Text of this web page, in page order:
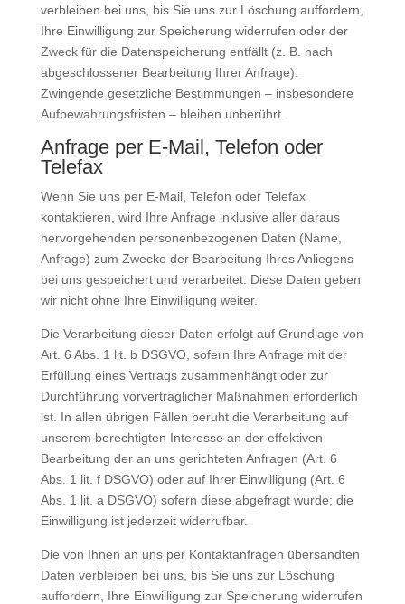
verbleiben bei uns, bis Sie uns zur Löschung auffordern,
Ihre Einwilligung zur Speicherung widerrufen oder der
Zweck für die Datenspeicherung entfällt (z. B. nach
abgeschlossener Bearbeitung Ihrer Anfrage).
Zwingende gesetzliche Bestimmungen – insbesondere
Aufbewahrungsfristen – bleiben unberührt.
Anfrage per E-Mail, Telefon oder
Telefax
Wenn Sie uns per E-Mail, Telefon oder Telefax
kontaktieren, wird Ihre Anfrage inklusive aller daraus
hervorgehenden personenbezogenen Daten (Name,
Anfrage) zum Zwecke der Bearbeitung Ihres Anliegens
bei uns gespeichert und verarbeitet. Diese Daten geben
wir nicht ohne Ihre Einwilligung weiter.
Die Verarbeitung dieser Daten erfolgt auf Grundlage von
Art. 6 Abs. 1 lit. b DSGVO, sofern Ihre Anfrage mit der
Erfüllung eines Vertrags zusammenhängt oder zur
Durchführung vorvertraglicher Maßnahmen erforderlich
ist. In allen übrigen Fällen beruht die Verarbeitung auf
unserem berechtigten Interesse an der effektiven
Bearbeitung der an uns gerichteten Anfragen (Art. 6
Abs. 1 lit. f DSGVO) oder auf Ihrer Einwilligung (Art. 6
Abs. 1 lit. a DSGVO) sofern diese abgefragt wurde; die
Einwilligung ist jederzeit widerrufbar.
Die von Ihnen an uns per Kontaktanfragen übersandten
Daten verbleiben bei uns, bis Sie uns zur Löschung
auffordern, Ihre Einwilligung zur Speicherung widerrufen